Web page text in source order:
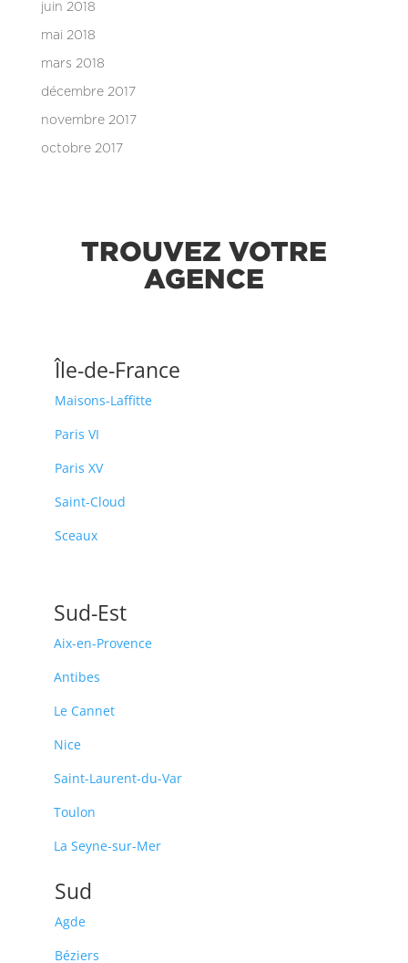
juin 2018
mai 2018
mars 2018
décembre 2017
novembre 2017
octobre 2017
TROUVEZ VOTRE
AGENCE
Île-de-France
Maisons-Laffitte
Paris VI
Paris XV
Saint-Cloud
Sceaux
Sud-Est
Aix-en-Provence
Antibes
Le Cannet
Nice
Saint-Laurent-du-Var
Toulon
La Seyne-sur-Mer
Sud
Agde
Béziers